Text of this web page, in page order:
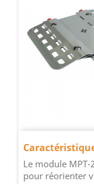
Le module
pour réorienter